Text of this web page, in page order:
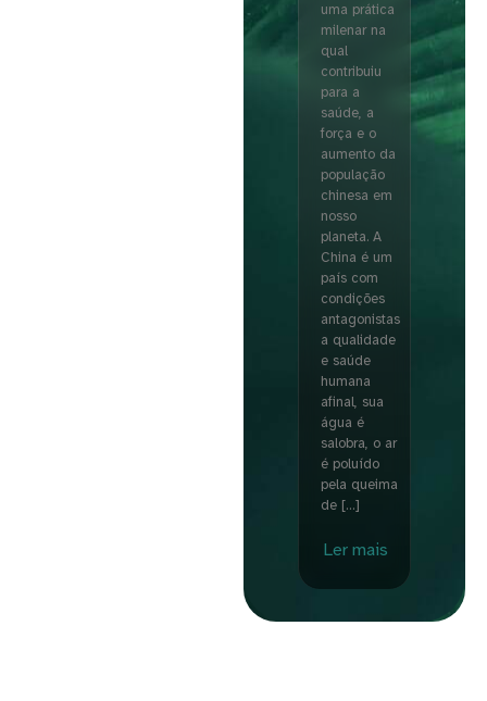
uma prática
milenar na
qual
contribuiu
para a
saúde, a
força e o
aumento da
população
chinesa em
nosso
planeta. A
China é um
país com
condições
antagonistas
a qualidade
e saúde
humana
afinal, sua
água é
salobra, o ar
é poluído
pela queima
de […]
Ler mais